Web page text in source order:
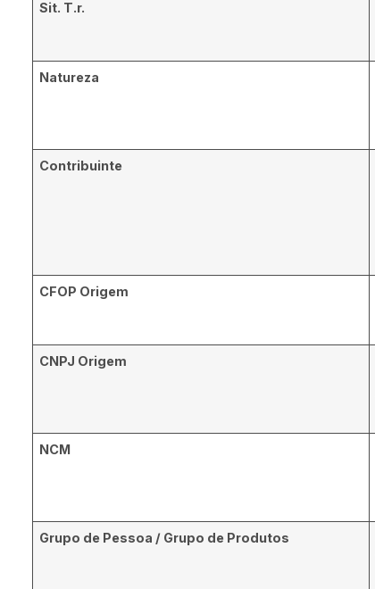
Sit. T.r.
Natureza
Contribuinte
CFOP Origem
CNPJ Origem
NCM
Grupo de Pessoa / Grupo de Produtos